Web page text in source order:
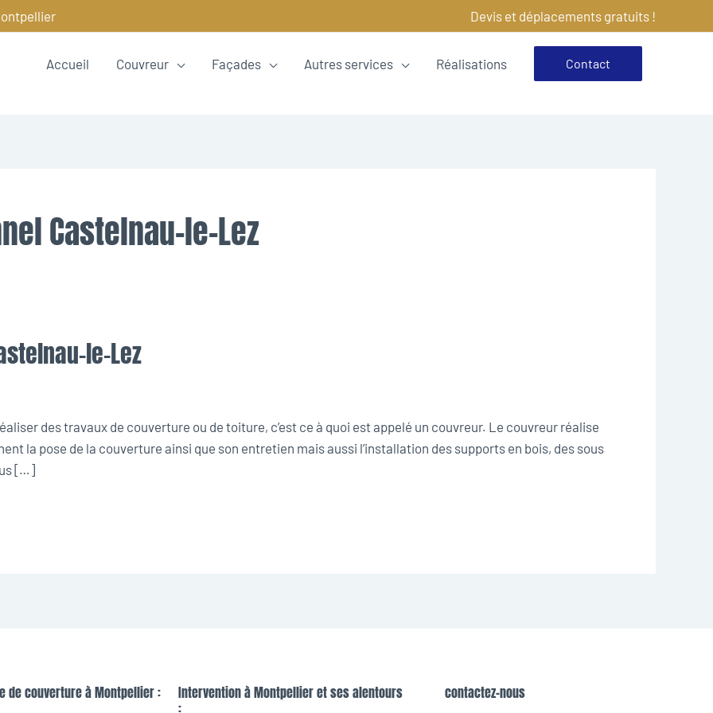
Devis et déplacements gratuits !
Accueil Couvreur Façades Autres services Réalisations Contact
Castelnau-le-Lez
le-Lez
des travaux de couverture ou de toiture, c’est ce à quoi est appelé un couvreur. Le couvreur réalise
la pose de la couverture ainsi que son entretien mais aussi l’installation des supports en bois, des sous
[…]
de couverture à Montpellier :
Intervention à Montpellier et ses alentours
:
contactez-nous